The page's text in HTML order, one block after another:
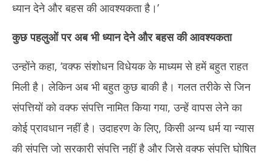
ध्यान देने और बहस की आवश्यकता है।’
कुछ पहलुओं पर अब भी ध्यान देने और बहस की आवश्यकता
उन्होंने कहा, ‘वक्फ संशोधन विधेयक के माध्यम से हमें बहुत राहत
मिली है। लेकिन अब भी बहुत कुछ बाकी है। गलत तरीके से जिन
संपत्तियों को वक्फ संपत्ति नामित किया गया, उन्हें वापस लेने का
कोई प्रावधान नहीं है। उदाहरण के लिए, किसी अन्य धर्म या न्यास
की संपत्ति जो सरकारी संपत्ति नहीं है और जिसे वक्फ संपत्ति घोषित